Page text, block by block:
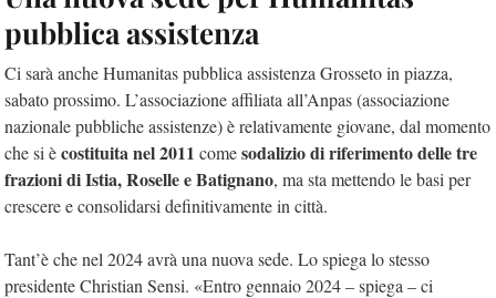
pubblica assistenza
Ci sarà anche Humanitas pubblica assistenza Grosseto in piazza,
sabato prossimo. L’associazione affiliata all’Anpas (associazione
nazionale pubbliche assistenze) è relativamente giovane, dal momento
che si ècostituita nel 2011 comesodalizio di riferimento delle tre
frazioni di Istia, Roselle e Batignano, ma sta mettendo le basi per
crescere e consolidarsi definitivamente in città.
Tant’è che nel 2024 avrà una nuova sede. Lo spiega lo stesso
presidente Christian Sensi. «Entro gennaio 2024 – spiega – ci